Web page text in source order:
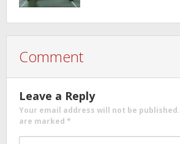
Comment
Leave a Reply
Your email address will not be published.
are marked *